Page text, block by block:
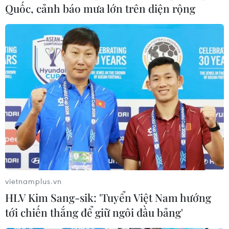
ngoài trời, nơi một ban nhạc đang biểu diễn,
khiến một người thiệt mạng và nhiều người
khác mất tích.
Theo người dân địa phương, cơn sóng thần cao
khoảng 3m này tràn vào bờ biển và tiến sâu vào
đất liền khoảng 20m, cuốn đi hàng trăm ngôi
nhà. Ước tính ban đầu cho thấy có khoảng 430
căn nhà bị tàn phá, 9 khách sạn bị tổn thất nặng
nề và 10 tàu thuyền không thể hoạt động.
Quốc, cảnh báo mưa lớn trên diện rộng
vietnamplus.vn
HLV Kim Sang-sik: 'Tuyển Việt Nam hướng
tới chiến thắng để giữ ngôi đầu bảng'